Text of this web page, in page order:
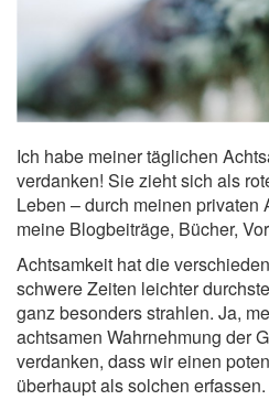
Ich habe meiner täglichen
verdanken! Sie zieht sich als
Leben – durch meinen privaten
meine Blogbeiträge, Bücher,
Achtsamkeit hat die
schwere Zeiten leichter
ganz besonders strahlen. Ja,
achtsamen Wahrnehmung der
verdanken, dass wir einen
überhaupt als solchen erfassen.